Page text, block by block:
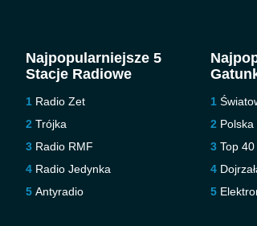
Najpopularniejsze 5
Stacje Radiowe
Radio Zet
Trójka
Radio RMF
Radio Jedynka
Antyradio
Polska
Top 40